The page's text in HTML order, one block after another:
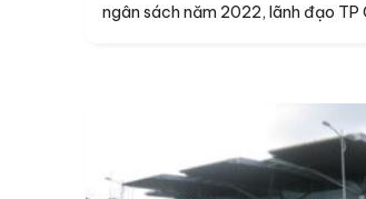
ngân sách năm 2022, lãnh đạo TP